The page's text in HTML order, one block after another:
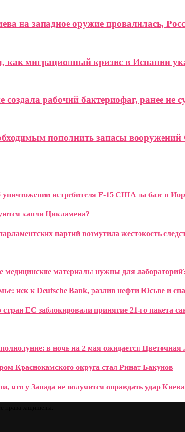
на западное оружие провалилась,
как миграционный кризис в Испании
создала рабочий бактериофаг, ранее не
пополнить запасы
истребителя F-15 США на базе в
капли Цикламена?
партий возмутила жестокость
медицинские материалы нужны для
иск к Deutsche Bank, разлив нефти Юсьве и
стран ЕС заблокировали принятие 21-го пакета
в ночь на 2 мая ожидается Цветочная
Краснокамского округа стал Ринат Бакунов
что у Запада не получится оправдать удар